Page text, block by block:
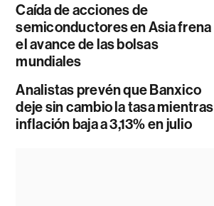
Caída de acciones de
semiconductores en Asia frena
el avance de las bolsas
mundiales
Analistas prevén que Banxico
deje sin cambio la tasa mientras
inflación baja a 3,13% en julio